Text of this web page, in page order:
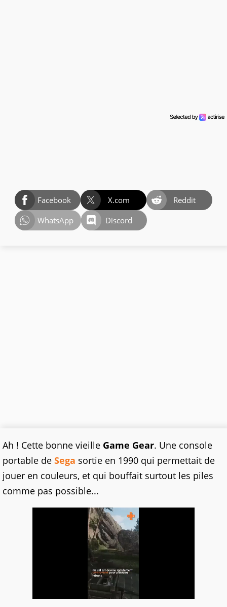
Facebook X.com
Reddit
WhatsApp
Discord
Ah ! Cette bonne vieille Game Gear. Une console
portable de Sega sortie en 1990 qui permettait de
jouer en couleurs, et qui bouffait surtout les piles
comme pas possible...